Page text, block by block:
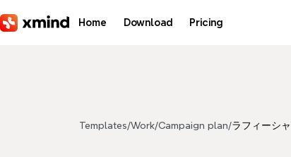
Home Download Pricing
Templates/Work/Campaign plan/ラフィーシ